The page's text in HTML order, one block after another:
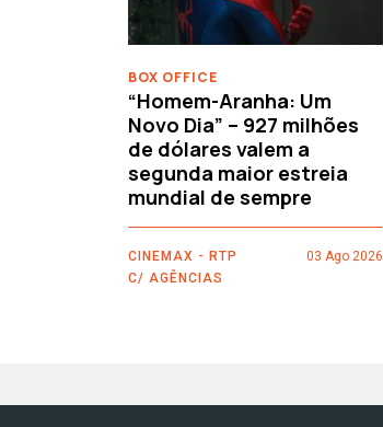
BOX OFFICE
“Homem-Aranha: Um
Novo Dia” – 927 milhões
de dólares valem a
segunda maior estreia
mundial de sempre
CINEMAX - RTP
C/ AGÊNCIAS
03 Ago 2026